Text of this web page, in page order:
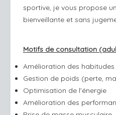
sportive, je vous propose
bienveillante et sans
Motifs de consultation
Amélioration des
Gestion de poids (perte,
Optimisation de l’énergie
Amélioration des